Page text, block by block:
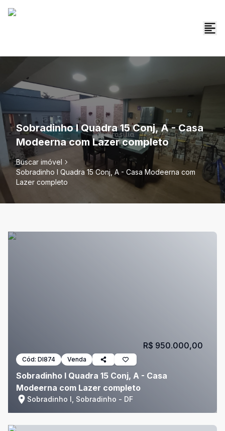
Sobradinho I Quadra 15 Conj, A - Casa
Modeerna com Lazer completo
Buscar imóvel
Sobradinho I Quadra 15 Conj, A - Casa Modeerna com
Lazer completo
Cód: DI874 Venda
Sobradinho I Quadra 15 Conj, A - Casa
Modeerna com Lazer completo
Sobradinho I, Sobradinho - DF
R$ 950.000,00